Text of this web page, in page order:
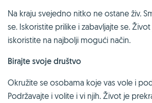
Na kraju svejedno nitko ne ostane živ.
se. Iskoristite prilike i zabavljajte se.
iskoristite na najbolji mogući način.
Birajte svoje društvo
Okružite se osobama koje vas vole i
Podržavajte i volite i vi njih. Život je